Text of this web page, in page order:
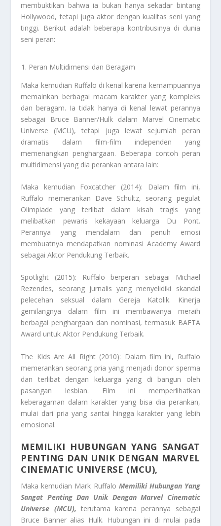
membuktikan bahwa ia bukan hanya sekadar bintang
Hollywood, tetapi juga aktor dengan kualitas seni yang
tinggi. Berikut adalah beberapa kontribusinya di dunia
seni peran:
Peran Multidimensi dan Beragam
Maka kemudian Ruffalo di kenal karena kemampuannya
memainkan berbagai macam karakter yang kompleks
dan beragam. Ia tidak hanya di kenal lewat perannya
sebagai Bruce Banner/Hulk dalam Marvel Cinematic
Universe (MCU), tetapi juga lewat sejumlah peran
dramatis dalam film-film independen yang
memenangkan penghargaan. Beberapa contoh peran
multidimensi yang dia perankan antara lain:
Maka kemudian Foxcatcher (2014): Dalam film ini,
Ruffalo memerankan Dave Schultz, seorang pegulat
Olimpiade yang terlibat dalam kisah tragis yang
melibatkan pewaris kekayaan keluarga Du Pont.
Perannya yang mendalam dan penuh emosi
membuatnya mendapatkan nominasi Academy Award
sebagai Aktor Pendukung Terbaik.
Spotlight (2015): Ruffalo berperan sebagai Michael
Rezendes, seorang jurnalis yang menyelidiki skandal
pelecehan seksual dalam Gereja Katolik. Kinerja
gemilangnya dalam film ini membawanya meraih
berbagai penghargaan dan nominasi, termasuk BAFTA
Award untuk Aktor Pendukung Terbaik.
The Kids Are All Right (2010): Dalam film ini, Ruffalo
memerankan seorang pria yang menjadi donor sperma
dan terlibat dengan keluarga yang di bangun oleh
pasangan lesbian. Film ini memperlihatkan
keberagaman dalam karakter yang bisa dia perankan,
mulai dari pria yang santai hingga karakter yang lebih
emosional.
MEMILIKI HUBUNGAN YANG SANGAT
PENTING DAN UNIK DENGAN MARVEL
CINEMATIC UNIVERSE (MCU),
Maka kemudian Mark Ruffalo Memiliki Hubungan Yang
Sangat Penting Dan Unik Dengan Marvel Cinematic
Universe (MCU), terutama karena perannya sebagai
Bruce Banner alias Hulk. Hubungan ini di mulai pada